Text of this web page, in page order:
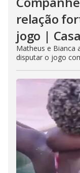
relação
jogo |
Matheus e Bianca
disputar o jogo